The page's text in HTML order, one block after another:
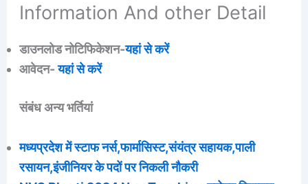
Information And other Detail
डाउनलोड नोटिफिकेशन-यहां से करें
आवेदन-यहां से करें
संबंध अन्य भर्तियां
मध्यप्रदेश में स्टाफ नर्स,फार्मासिस्ट,संयंत्र सहायक,पाली
रसायन,इंजीनियर के पदों पर निकली नौकरी